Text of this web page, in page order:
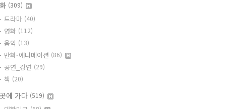
(309)
드라마 (40)
영화 (112)
음악 (13)
만화-애니메이션 (86)
공연_강연 (29)
책 (20)
에 가다 (519)